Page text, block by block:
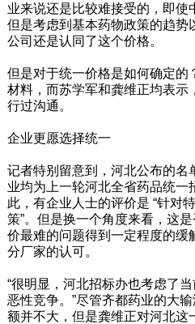
业来说还是比较难接受的，即使
但是考虑到基本药物政策的趋势
公司还是认同了这个价格。
但是对于统一价格是如何确定的
材料，而苏学军和龚维正均表示
行过沟通。
企业更愿选择统一
记者特别留意到，河北公布的名
业均为上一轮河北全省药品统一
此，有企业人士的评价是 “针对
策”。但是换一个角度来看，这
价最难的问题得到一定程度的缓
分厂家的认可。
“很明显，河北招标办也考虑了
恶性竞争。”尽管齐都药业的大
额并不大，但是龚维正对河北这